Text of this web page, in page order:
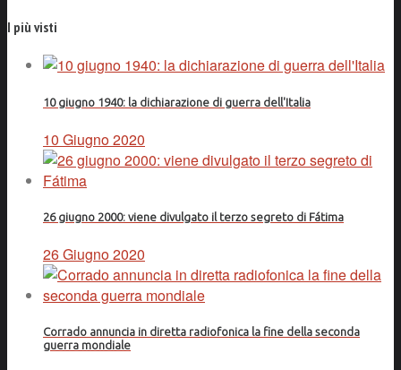
I più visti
10 giugno 1940: la dichiarazione di guerra dell'Italia
10 Giugno 2020
26 giugno 2000: viene divulgato il terzo segreto di Fátima
26 Giugno 2020
Corrado annuncia in diretta radiofonica la fine della seconda
guerra mondiale